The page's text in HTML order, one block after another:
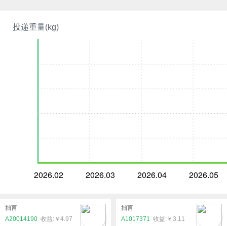
投递重量(kg)
2026.02 2026.03 2026.04 2026.05
拙言
A20014190
￥4.97
拙言
A1017371
￥3.11